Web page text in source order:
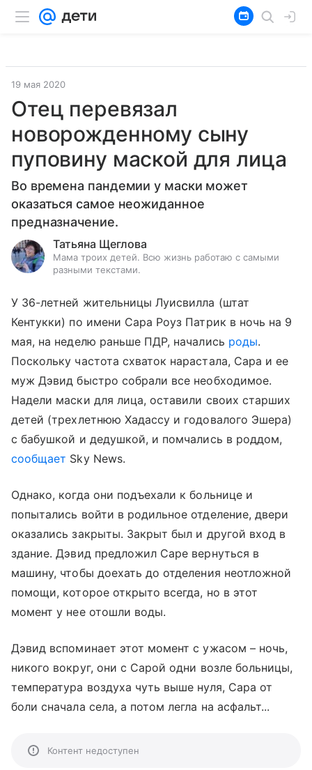
19 мая 2020
Отец перевязал
новорожденному сыну
пуповину маской для лица
Во времена пандемии у маски может
оказаться самое неожиданное
предназначение.
Татьяна Щеглова
Мама троих детей. Всю жизнь работаю с самыми
разными текстами.
У 36-летней жительницы Луисвилла (штат
Кентукки) по имени Сара Роуз Патрик в ночь на 9
мая, на неделю раньше ПДР, начались роды.
Поскольку частота схваток нарастала, Сара и ее
муж Дэвид быстро собрали все необходимое.
Надели маски для лица, оставили своих старших
детей (трехлетнюю Хадассу и годовалого Эшера)
с бабушкой и дедушкой, и помчались в роддом,
сообщает Sky News.
Однако, когда они подъехали к больнице и
попытались войти в родильное отделение, двери
оказались закрыты. Закрыт был и другой вход в
здание. Дэвид предложил Саре вернуться в
машину, чтобы доехать до отделения неотложной
помощи, которое открыто всегда, но в этот
момент у нее отошли воды.
Дэвид вспоминает этот момент с ужасом – ночь,
никого вокруг, они с Сарой одни возле больницы,
температура воздуха чуть выше нуля, Сара от
боли сначала села, а потом легла на асфальт...
Контент недоступен